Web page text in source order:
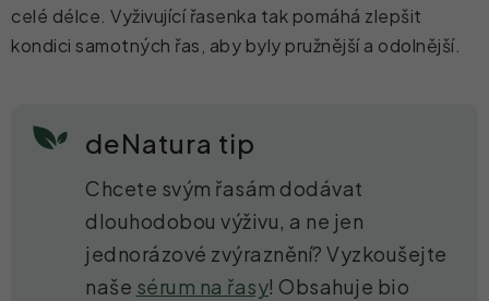
celé délce. Vyživující řasenka tak pomáhá zlepšit
kondici samotných řas, aby byly pružnější a odolnější.
deNatura tip
Chcete svým řasám dodávat
dlouhodobou výživu, a ne jen
jednorázové zvýraznění? Vyzkoušejte
naše sérum na řasy! Obsahuje bio